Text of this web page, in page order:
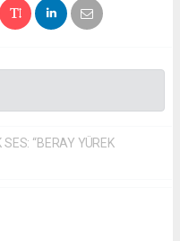
“BERAY YÜREK